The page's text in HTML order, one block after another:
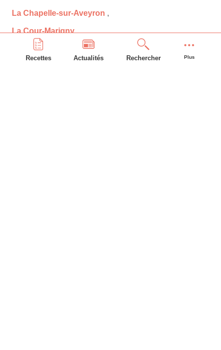
Recettes Actualités Rechercher Plus
La Chapelle-sur-Aveyron ,
La Cour-Marigny,
La Ferté-Saint-Aubin,